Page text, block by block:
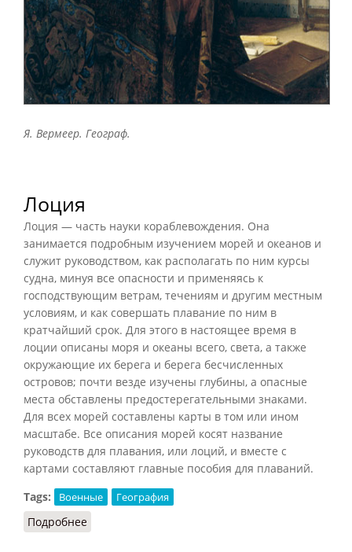
Я. Вермеер. Географ.
Лоция
Лоция — часть науки кораблевождения. Она
занимается подробным изучением морей и океанов и
служит руководством, как располагать по ним курсы
судна, минуя все опасности и применяясь к
господствующим ветрам, течениям и другим местным
условиям, и как совершать плавание по ним в
кратчайший срок. Для этого в настоящее время в
лоции описаны моря и океаны всего, света, а также
окружающие их берега и берега бесчисленных
островов; почти везде изучены глубины, а опасные
места обставлены предостерегательными знаками.
Для всех морей составлены карты в том или ином
масштабе. Все описания морей косят название
руководств для плавания, или лоций, и вместе с
картами составляют главные пособия для плаваний.
Tags:
Военные География
Подробнее